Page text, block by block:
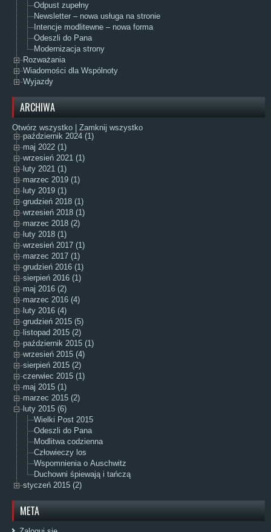
Odpust zupełny
Newsletter – nowa usługa na stronie
Intencje modlitewne – nowa forma
Odeszli do Pana
Modernizacja strony
Rozważania
Wiadomości dla Wspólnoty
Wyjazdy
ARCHIWA
Otwórz wszystko
Zamknij wszystko
październik 2024 (1)
maj 2022 (1)
wrzesień 2021 (1)
luty 2021 (1)
marzec 2019 (1)
luty 2019 (1)
grudzień 2018 (1)
wrzesień 2018 (1)
marzec 2018 (2)
luty 2018 (1)
wrzesień 2017 (1)
marzec 2017 (1)
grudzień 2016 (1)
sierpień 2016 (1)
maj 2016 (2)
marzec 2016 (4)
luty 2016 (4)
grudzień 2015 (5)
listopad 2015 (2)
październik 2015 (1)
wrzesień 2015 (4)
sierpień 2015 (2)
czerwiec 2015 (1)
maj 2015 (1)
marzec 2015 (2)
luty 2015 (6)
Wielki Post 2015
Odeszli do Pana
Modlitwa codzienna
Człowieczy los
Wspomnienia o Auschwitz
Duchowni śpiewają i tańczą
styczeń 2015 (2)
META